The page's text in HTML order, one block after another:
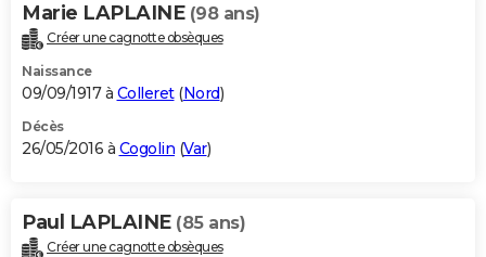
Marie LAPLAINE (98 ans)
Créer une cagnotte obsèques
Naissance
09/09/1917 à Colleret(Nord)
Décès
26/05/2016 à Cogolin (Var)
Paul LAPLAINE (85 ans)
Créer une cagnotte obsèques